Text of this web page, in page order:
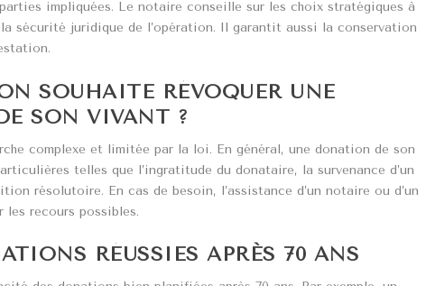
impliquées. Le notaire conseille sur les choix stratégiques à
sécurité juridique de l’opération. Il garantit aussi la conservation
SOUHAITE RÉVOQUER UNE
SON VIVANT ?
complexe et limitée par la loi. En général, une donation de son
telles que l’ingratitude du donataire, la survenance d’un
résolutoire. En cas de besoin, l’assistance d’un notaire ou d’un
les recours possibles.
RÉUSSIES APRÈS 70 ANS